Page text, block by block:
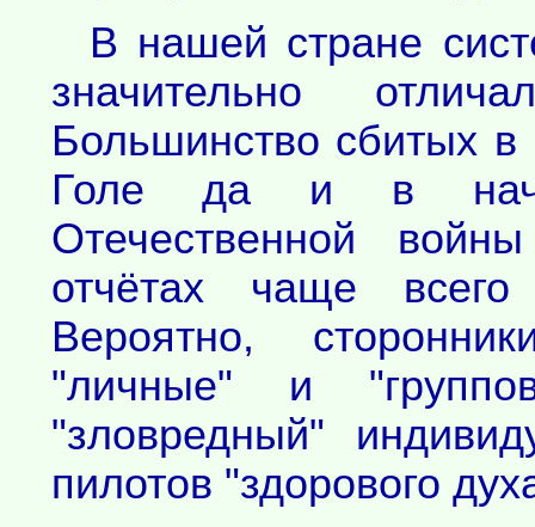
В нашей стране
значительно
Большинство сбитых
Голе да и в
Отечественной
отчётах чаще
Вероятно,
"личные" и
"зловредный"
пилотов "здорового